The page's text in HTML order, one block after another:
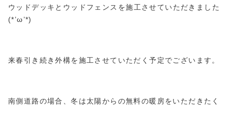
ウッドデッキとウッドフェンスを施工させていただきました
(*’ω’*)
来春引き続き外構を施工させていただく予定でございます。
南側道路の場合、冬は太陽からの無料の暖房をいただきたく